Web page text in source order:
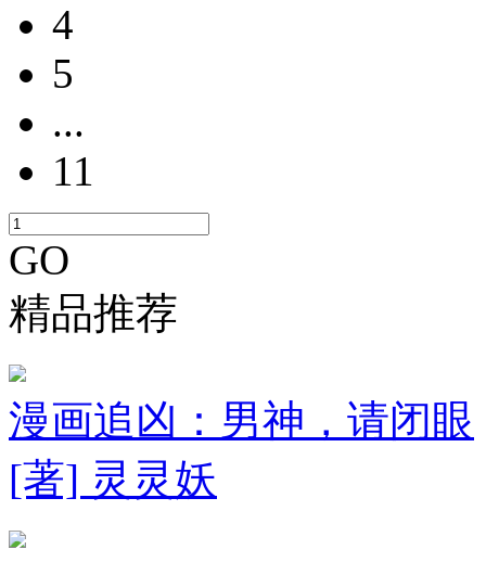
4
5
...
11
GO
精品推荐
漫画追凶：男神，请闭眼
[著] 灵灵妖